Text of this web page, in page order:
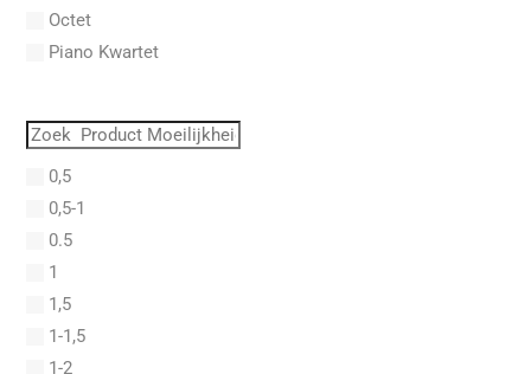
Adams, Sally
Adams, Stephen
Adderley, Julian Cannonball
Adderley, Nat
Addinsell, Richard
Addison, John
Addrisi, Don
Adele
Octet
Piano Kwartet
Quintet
Saxofoon Kwartet
Septet
Sextet
Solo
Solo Fagot
Trio
0,5
0,5-1
0.5
1
1,5
1-1,5
1-2